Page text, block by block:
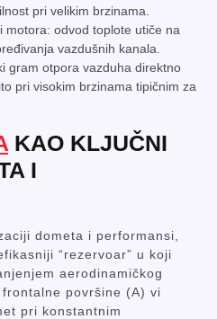
pri velikim brzinama.
motora: odvod toplote utiče na
vazdušnih kanala.
gram otpora vazduha direktno
pri visokim brzinama tipičnim za
KAO KLJUČNI
I
dometa i performansi,
“rezervoar” u koji
aerodinamičkog
površine (A) vi
pri konstantnim